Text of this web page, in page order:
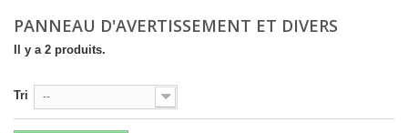
PANNEAU D'AVERTISSEMENT ET DIVERS
Il y a 2 produits.
Tri --